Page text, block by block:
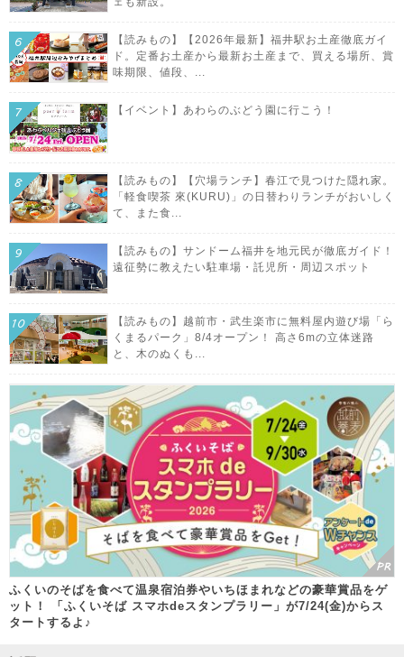
【読みもの】【2026年最新】福井駅お土産徹底ガイ
ド。定番お土産から最新お土産まで、買える場所、賞
味期限、値段、...
【イベント】あわらのぶどう園に行こう！
【読みもの】【穴場ランチ】春江で見つけた隠れ家。
「軽食喫茶 來(KURU)」の日替わりランチがおいしく
て、また食...
【読みもの】サンドーム福井を地元民が徹底ガイド！
遠征勢に教えたい駐車場・託児所・周辺スポット
【読みもの】越前市・武生楽市に無料屋内遊び場「ら
くまるパーク」8/4オープン！ 高さ6mの立体迷路
と、木のぬくも...
ふくいのそばを食べて温泉宿泊券やいちほまれなどの豪華賞品をゲ
ット！ 「ふくいそば スマホdeスタンプラリー」が7/24(金)からス
タートするよ♪